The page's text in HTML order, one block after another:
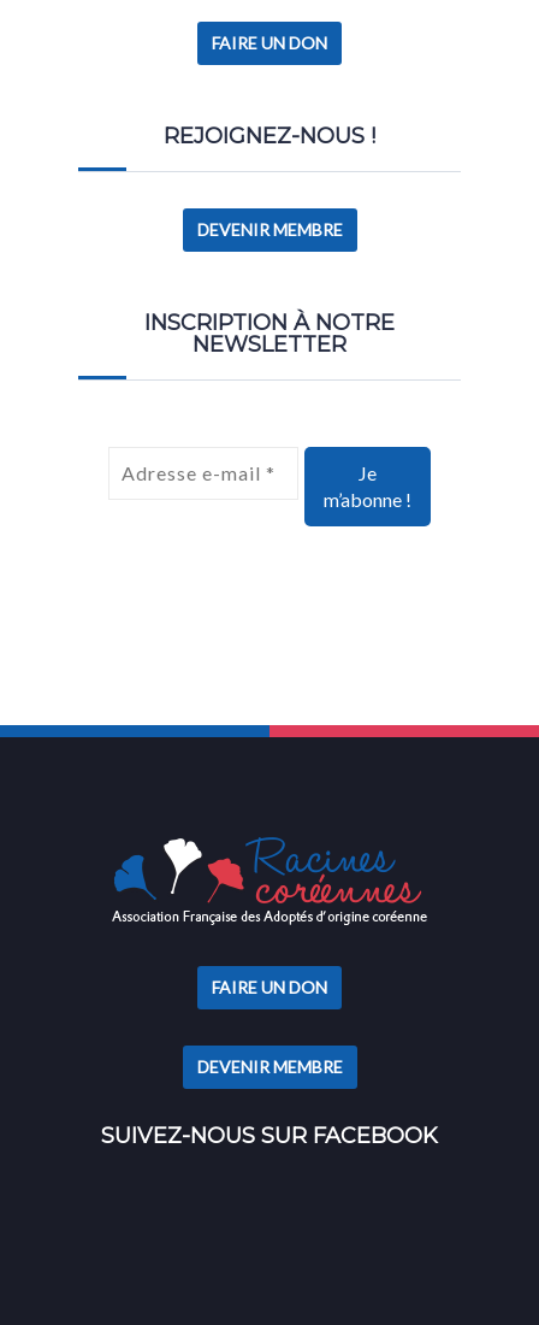
FAIRE UN DON
REJOIGNEZ-NOUS !
DEVENIR MEMBRE
INSCRIPTION À NOTRE
NEWSLETTER
FAIRE UN DON
DEVENIR MEMBRE
SUIVEZ-NOUS SUR FACEBOOK